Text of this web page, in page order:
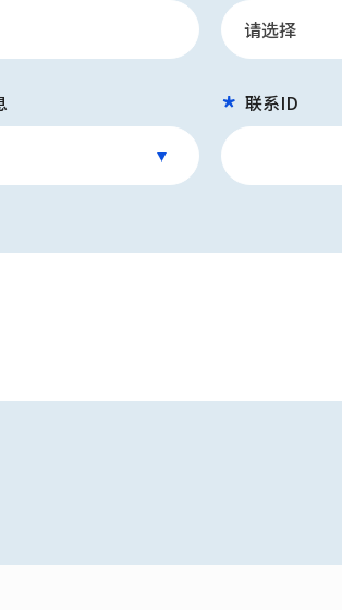
联系ID